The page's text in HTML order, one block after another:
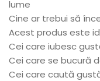
lume
Cine ar trebui să
Acest produs este
Cei care iubesc
Cei care se bucură
Cei care caută